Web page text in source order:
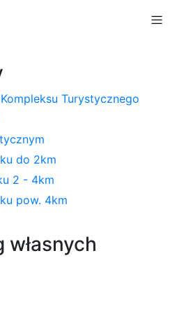
Turystycznego
do 2km
2 - 4km
pow. 4km